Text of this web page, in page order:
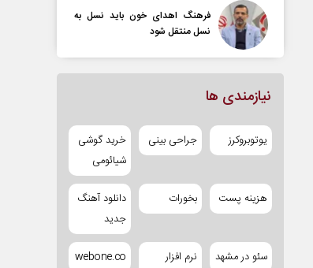
فرهنگ اهدای خون باید نسل به
نسل منتقل شود
نیازمندی ها
یوتوبروکرز جراحی بینی
خرید گوشی
شیائومی
هزینه پست بخورات
دانلود آهنگ
جدید
سئو در مشهد
نرم افزار
webone.co